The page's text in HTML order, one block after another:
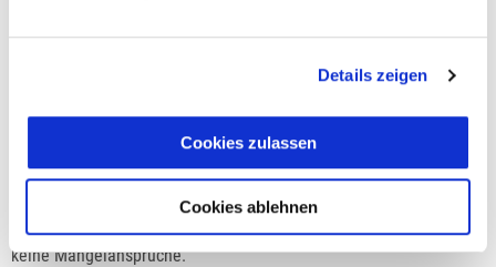
Details zeigen
Cookies zulassen
Cookies ablehnen
Der Veranstalter bemüht sich, die ihr übertragenen Leistungen
Geben Leistungen Anlass zu berechtigter Beanstandung, so hat
der Veranstalter das Recht zur Nachbesserung oder
Nacherfüllung innerhalb einer vom Teilnehmer zu setzenden,
angemessenen Frist. Bei nur unerheblicher Abweichung von der
vereinbarten Beschaffenheit oder bei nur unerheblicher
Beeinträchtigung der Brauchbarkeit der Leistungen bestehen
keine Mängelansprüche.